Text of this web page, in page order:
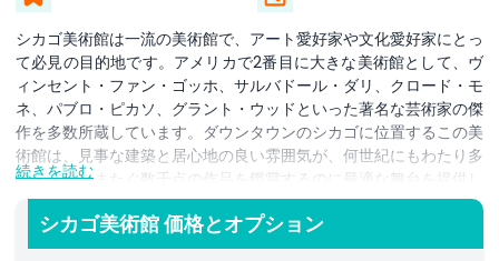
シカゴ美術館は一流の美術館で、アート愛好家や文化愛好家にとっ
て必見の目的地です。アメリカで2番目に大きな美術館として、ヴ
ィンセント・ファン・ゴッホ、サルバドール・ダリ、クロード・モ
ネ、パブロ・ピカソ、グラント・ウッドといった著名な芸術家の傑
作を多数所蔵しています。ダウンタウンのシカゴに位置するこの美
術館は、見事な建築と居心地の良い雰囲気が、何世紀にもわたり多
様な文化をまたぐ数千点の作品を鑑賞するのに最適な舞台を提供し
ます。来館者は『寝室』や『アメリカン・ゴシック』、『老いたギ
タリスト』といった象徴的な絵画を鑑賞するとともに、古典から現
代美術まであらゆる作品を発見できます。シカゴ美術館では、独自
続きを読む
シカゴ美術館 価格とオプション